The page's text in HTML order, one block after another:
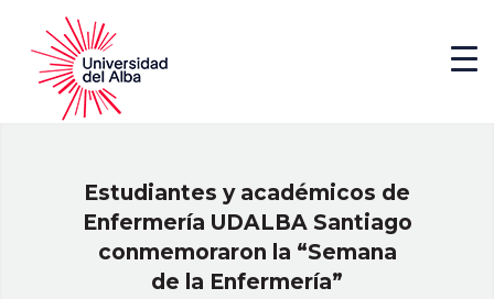
Estudiantes y académicos de
Enfermería UDALBA Santiago
conmemoraron la “Semana
de la Enfermería”